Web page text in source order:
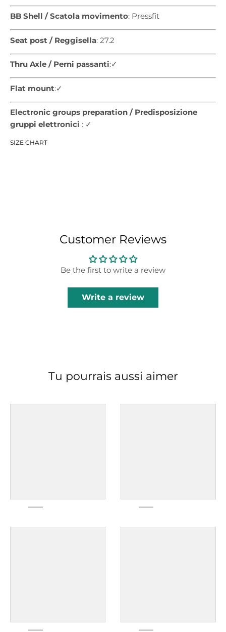
BB Shell / Scatola movimento: Pressfit
Seat post / Reggisella: 27.2
Thru Axle / Perni passanti:✓
Flat mount:✓
Electronic groups preparation / Predisposizione
gruppi elettronici : ✓
SIZE CHART
Customer Reviews
Be the first to write a review
Write a review
Tu pourrais aussi aimer